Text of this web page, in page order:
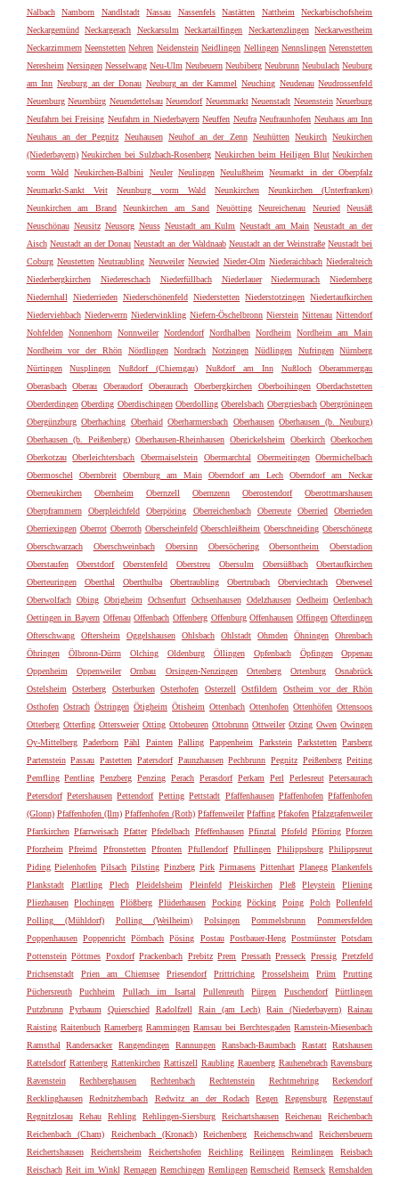
Nalbach
Namborn Nandlstadt Nassau Nassenfels Nastätten Nattheim
Neckarbischofsheim
Neckargemünd Neckargerach Neckarsulm Neckartailfingen Neckartenzlingen Neckarwestheim
Neckarzimmern Neenstetten Nehren Neidenstein Neidlingen Nellingen Nennslingen Nerenstetten
Neresheim Nersingen Nesselwang Neu-Ulm Neubeuern Neubiberg Neubrunn Neubulach Neuburg
am Inn Neuburg an der Donau Neuburg an der Kammel Neuching Neudenau Neudrossenfeld
Neuenburg Neuenbürg Neuendettelsau Neuendorf Neuenmarkt Neuenstadt Neuenstein Neuerburg
Neufahrn bei Freising Neufahrn in Niederbayern Neuffen Neufra Neufraunhofen Neuhaus am Inn
Neuhaus an der Pegnitz
Neuhausen Neuhof an der Zenn Neuhütten Neukirch Neukirchen
(Niederbayern) Neukirchen bei Sulzbach-Rosenberg Neukirchen beim Heiligen Blut Neukirchen
vorm Wald Neukirchen-Balbini Neuler Neulingen Neulußheim
Neumarkt in der Oberpfalz
Neumarkt-Sankt Veit
Neunburg vorm Wald Neunkirchen
Neunkirchen (Unterfranken)
Neunkirchen am Brand
Neunkirchen am Sand Neuötting Neureichenau Neuried
Neusäß
Neuschönau Neusitz Neusorg Neuss Neustadt am Kulm Neustadt am Main Neustadt an der
Aisch Neustadt an der Donau Neustadt an der Waldnaab Neustadt an der Weinstraße Neustadt bei
Coburg Neustetten Neutraubling Neuweiler Neuwied Nieder-Olm Niederaichbach Niederalteich
Niederbergkirchen
Niedereschach Niederfüllbach Niederlauer Niedermurach
Niedernberg
Niedernhall
Niederrieden Niederschönenfeld Niederstetten Niederstotzingen Niedertaufkirchen
Niederviehbach Niederwerrn Niederwinkling Niefern-Öschelbronn Nierstein Nittenau Nittendorf
Nohfelden Nonnenhorn Nonnweiler Nordendorf Nordhalben Nordheim
Nordheim am Main
Nordheim vor der Rhön
Nördlingen Nordrach Notzingen Nüdlingen Nufringen
Nürnberg
Nürtingen
Nusplingen Nußdorf (Chiemgau) Nußdorf am Inn Nußloch
Oberammergau
Oberasbach
Oberau Oberaudorf Oberaurach Oberbergkirchen Oberboihingen
Oberdachstetten
Oberderdingen Oberding Oberdischingen Oberdolling Oberelsbach Obergriesbach Obergröningen
Obergünzburg Oberhaching Oberhaid Oberharmersbach Oberhausen Oberhausen (b. Neuburg)
Oberhausen (b. Peißenberg) Oberhausen-Rheinhausen Oberickelsheim Oberkirch Oberkochen
Oberkotzau
Oberleichtersbach Obermaiselstein Obermarchtal Obermeitingen
Obermichelbach
Obermoschel
Obernbreit Obernburg am Main Oberndorf am Lech
Oberndorf am Neckar
Oberneukirchen
Obernheim Obernzell Obernzenn Oberostendorf
Oberottmarshausen
Oberpframmern
Oberpleichfeld Oberpöring Oberreichenbach Oberreute Oberried
Oberrieden
Oberriexingen Oberrot Oberroth Oberscheinfeld Oberschleißheim Oberschneiding Oberschönegg
Oberschwarzach
Oberschweinbach Obersinn Obersöchering Obersontheim
Oberstadion
Oberstaufen
Oberstdorf Oberstenfeld Oberstreu Obersulm Obersüßbach
Obertaufkirchen
Oberteuringen
Oberthal Oberthulba Obertraubling Obertrubach Oberviechtach
Oberwesel
Oberwolfach Obing Obrigheim Ochsenfurt Ochsenhausen Odelzhausen Oedheim Oerlenbach
Oettingen in Bayern Offenau Offenbach Offenberg Offenburg Offenhausen Offingen Ofterdingen
Ofterschwang
Oftersheim Oggelshausen Ohlsbach Ohlstadt Ohmden Öhningen
Ohrenbach
Öhringen
Ölbronn-Dürrn Olching Oldenburg Öllingen Opfenbach Öpfingen
Oppenau
Oppenheim
Oppenweiler Ornbau Orsingen-Nenzingen Ortenberg Ortenburg
Osnabrück
Ostelsheim
Osterberg Osterburken Osterhofen Osterzell Ostfildern
Ostheim vor der Rhön
Osthofen Ostrach Östringen Ötigheim Ötisheim Ottenbach Ottenhofen Ottenhöfen Ottensoos
Otterberg Otterfing Ottersweier Otting Ottobeuren Ottobrunn Ottweiler Otzing Owen Owingen
Oy-Mittelberg Paderborn Pähl Painten Palling Pappenheim Parkstein Parkstetten Parsberg
Partenstein Passau Pastetten Patersdorf Paunzhausen Pechbrunn Pegnitz Peißenberg Peiting
Pemfling Pentling Penzberg Penzing Perach Perasdorf Perkam Perl Perlesreut Petersaurach
Petersdorf Petershausen Pettendorf Petting Pettstadt Pfaffenhausen Pfaffenhofen Pfaffenhofen
(Glonn) Pfaffenhofen (Ilm) Pfaffenhofen (Roth) Pfaffenweiler Pfaffing Pfakofen Pfalzgrafenweiler
Pfarrkirchen Pfarrweisach Pfatter Pfedelbach Pfeffenhausen Pfinztal Pfofeld Pförring Pforzen
Pforzheim
Pfreimd Pfronstetten Pfronten Pfullendorf Pfullingen Philippsburg Philippsreut
Piding Pielenhofen Pilsach Pilsting Pinzberg Pirk Pirmasens Pittenhart Planegg Plankenfels
Plankstadt
Plattling Plech Pleidelsheim Pleinfeld Pleiskirchen Pleß Pleystein
Pliening
Pliezhausen
Plochingen Plößberg Plüderhausen Pocking Pöcking Poing Polch
Pollenfeld
Polling (Mühldorf)
Polling (Weilheim) Polsingen Pommelsbrunn
Pommersfelden
Poppenhausen Poppenricht Pörnbach Pösing Postau Postbauer-Heng Postmünster Potsdam
Pottenstein Pöttmes Poxdorf Prackenbach Prebitz Prem Pressath Presseck Pressig Pretzfeld
Prichsenstadt
Prien am Chiemsee Priesendorf Prittriching Prosselsheim Prüm
Prutting
Püchersreuth
Puchheim Pullach im Isartal Pullenreuth Pürgen Puschendorf
Püttlingen
Putzbrunn
Pyrbaum Quierschied Radolfzell Rain (am Lech) Rain (Niederbayern)
Rainau
Raisting Raitenbuch Ramerberg Rammingen Ramsau bei Berchtesgaden Ramstein-Miesenbach
Ramsthal
Randersacker Rangendingen Rannungen Ransbach-Baumbach Rastatt
Ratshausen
Rattelsdorf Rattenberg Rattenkirchen Rattiszell Raubling Rauenberg Rauhenebrach Ravensburg
Ravenstein
Rechberghausen Rechtenbach Rechtenstein Rechtmehring
Reckendorf
Recklinghausen
Rednitzhembach Redwitz an der Rodach Regen Regensburg
Regenstauf
Regnitzlosau
Rehau Rehling Rehlingen-Siersburg Reichartshausen Reichenau
Reichenbach
Reichenbach (Cham)
Reichenbach (Kronach) Reichenberg Reichenschwand
Reichersbeuern
Reichertshausen
Reichertsheim Reichertshofen Reichling Reilingen Reimlingen
Reisbach
Reischach Reit im Winkl Remagen Remchingen Remlingen Remscheid Remseck Remshalden